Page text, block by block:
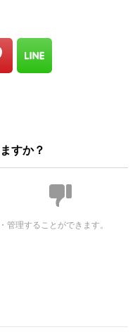
すか？
管理することができます。